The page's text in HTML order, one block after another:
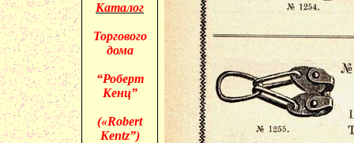
Каталог
Торгового
дома
“Роберт
Кенц”
(«Robert
Kentz”)